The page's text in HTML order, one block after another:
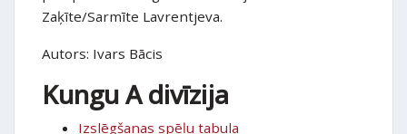
Zaķīte/Sarmīte Lavrentjeva.
Autors: Ivars Bācis
Kungu A divīzija
Izslēgšanas spēļu tabula